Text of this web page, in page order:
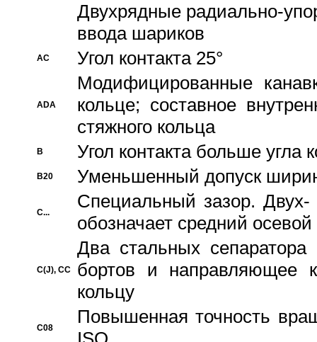
Двухрядные радиально-
ввода шариков
AC Угол контакта 25°
ADA
Модифицированные
кольце; составное
стяжного кольца
B Угол контакта больше угла
B20 Уменьшенный допуск
C...
Специальный зазор.
обозначает средний
C(J), CC
Два стальных сепаратора
бортов и направляющее
кольцу
C08
Повышенная точность